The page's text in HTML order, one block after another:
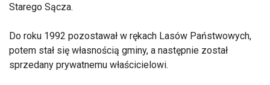
Starego Sącza.
Do roku 1992 pozostawał w rękach Lasów Państwowych,
potem stał się własnością gminy, a następnie został
sprzedany prywatnemu właścicielowi.